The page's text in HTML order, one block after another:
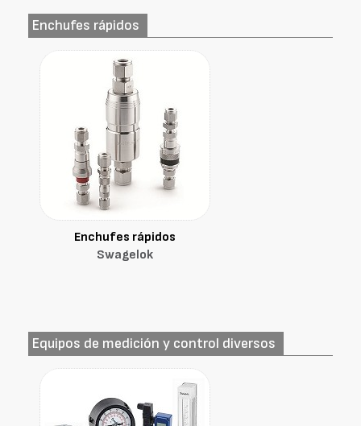
Enchufes rápidos
Enchufes rápidos
Swagelok
Equipos de medición y control diversos